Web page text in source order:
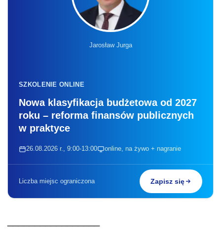
Jarosław Jurga
SZKOLENIE ONLINE
Nowa klasyfikacja budżetowa od 2027
roku – reforma finansów publicznych
w praktyce
26.08.2026 r., 9:00-13:00 online, na żywo + nagranie
Liczba miejsc ograniczona Zapisz się